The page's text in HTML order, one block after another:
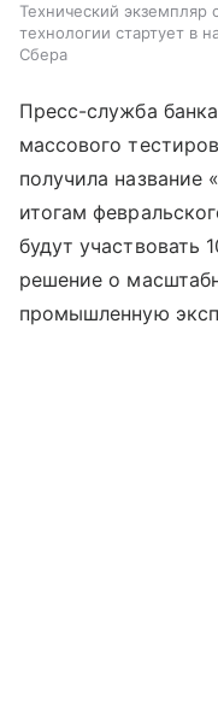
Технический экземпляр
технологии стартует в
Сбера
Пресс-служба банка
массового
получила название
итогам
будут участвовать
решение о
промышленную